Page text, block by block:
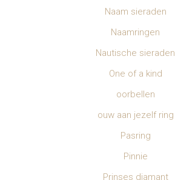
Naam sieraden
Naamringen
Nautische sieraden
One of a kind
oorbellen
ouw aan jezelf ring
Pasring
Pinnie
Prinses diamant